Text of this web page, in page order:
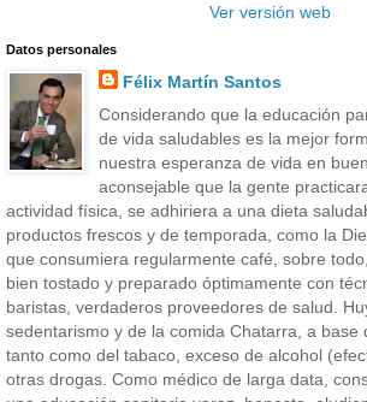
Ver versión web
Datos personales
Félix Martín Santos
Considerando que la educación
de vida saludables es la mejor
nuestra esperanza de vida en
aconsejable que la gente
actividad física, se adhiriera a una dieta
productos frescos y de temporada, como la
que consumiera regularmente café, sobre
bien tostado y preparado óptimamente con
baristas, verdaderos proveedores de salud.
sedentarismo y de la comida Chatarra, a base
tanto como del tabaco, exceso de alcohol
otras drogas. Como médico de larga data,